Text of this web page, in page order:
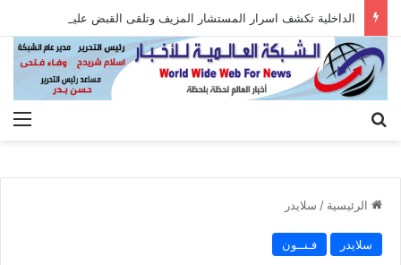
الرئيسية / سلايدر
سلايدر فـنــون